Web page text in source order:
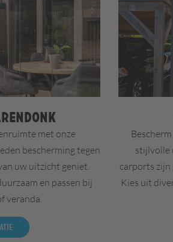
met onze
bescherming tegen
uw uitzicht geniet.
en passen bij
veranda.
stijlvolle
carports zijn
Kies uit